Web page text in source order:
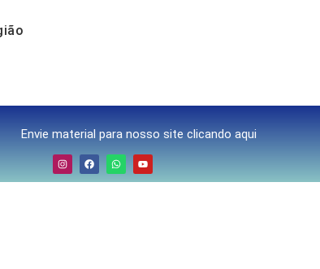
Envie material para nosso site clicando aqui